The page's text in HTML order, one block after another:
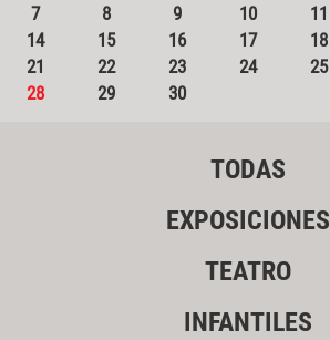
7
8 9 10 11
14
15 16 17 18
21
22 23 24 25
28
29 30
TODAS
EXPOSICIONES
TEATRO
INFANTILES